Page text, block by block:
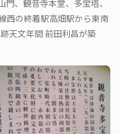
、観音寺本堂、多宝塔、
西の終着駅高畑駅から東南
天文年間 前田利昌が築